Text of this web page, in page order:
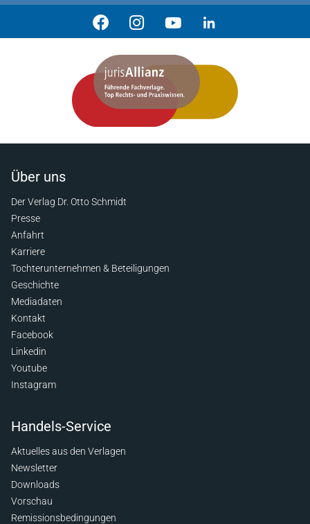
Über uns
Der Verlag Dr. Otto Schmidt
Presse
Anfahrt
Karriere
Tochterunternehmen & Beteiligungen
Geschichte
Mediadaten
Kontakt
Facebook
Linkedin
Youtube
Instagram
Handels-Service
Aktuelles aus den Verlagen
Newsletter
Downloads
Vorschau
Remissionsbedingungen